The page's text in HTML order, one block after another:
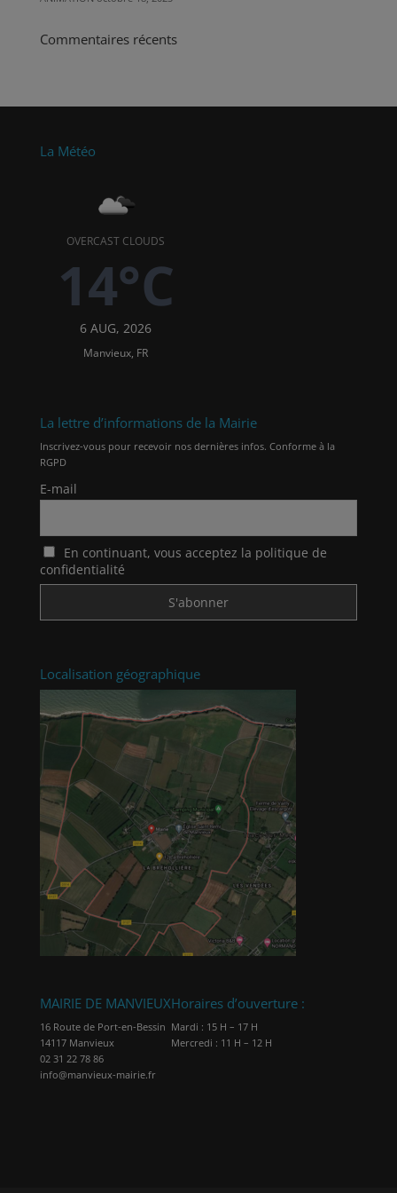
Commentaires récents
La Météo
OVERCAST CLOUDS
14°C
6 AUG, 2026
Manvieux, FR
La lettre d’informations de la Mairie
Inscrivez-vous pour recevoir nos dernières infos. Conforme à la
RGPD
E-mail
En continuant, vous acceptez la politique de
confidentialité
Localisation géographique
MAIRIE DE MANVIEUX
16 Route de Port-en-Bessin
14117 Manvieux
02 31 22 78 86
info@manvieux-mairie.fr
Horaires d’ouverture :
Mardi : 15 H – 17 H
Mercredi : 11 H – 12 H